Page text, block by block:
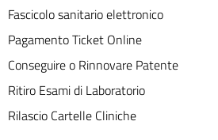
Fascicolo sanitario elettronico
Pagamento Ticket Online
Conseguire o Rinnovare Patente
Ritiro Esami di Laboratorio
Rilascio Cartelle Cliniche